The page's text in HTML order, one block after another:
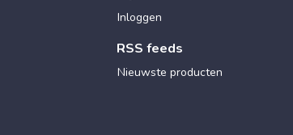
Inloggen
RSS feeds
Nieuwste producten